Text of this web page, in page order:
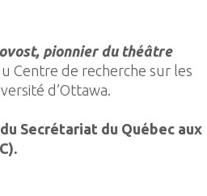
pionnier du théâtre
Centre de recherche sur les
d’Ottawa.
Secrétariat du Québec aux